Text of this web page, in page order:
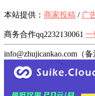
本站提供： 商家投稿 / 广
商务合作qq2232130061 一
info@zhujicankao.com（